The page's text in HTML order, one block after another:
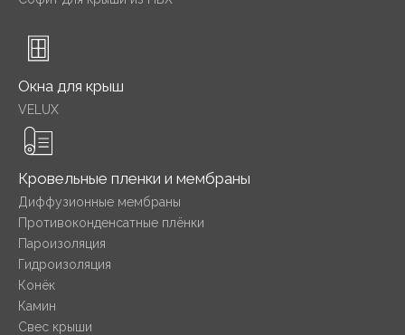
Окна для крыш
VELUX
Кровельные пленки и мембраны
Диффузионные мембраны
Противоконденсатные плёнки
Пароизоляция
Гидроизоляция
Конёк
Камин
Свес крыши